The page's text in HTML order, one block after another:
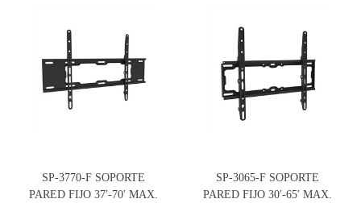
SP-3770-F SOPORTE
PARED FIJO 37′-70′ MAX.
SP-3065-F SOPORTE
PARED FIJO 30′-65′ MAX.